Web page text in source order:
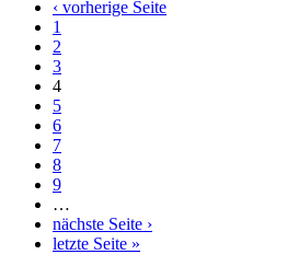
‹ vorherige Seite
1
2
3
4
5
6
7
8
9
…
nächste Seite ›
letzte Seite »